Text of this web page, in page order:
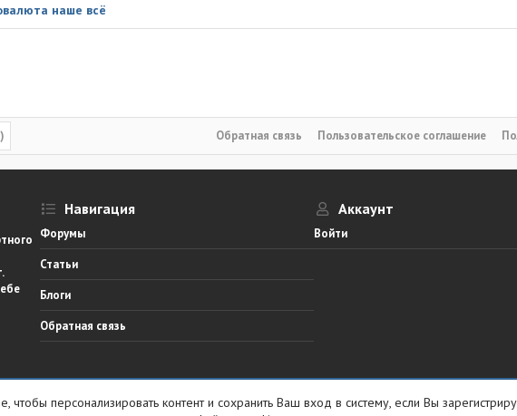
наше всё
Обратная связь Пользовательское соглашение
Навигация
Форумы
Статьи
Блоги
Обратная связь
Аккаунт
Войти
XenForo Ltd.|Style by ThemeHouse
персонализировать контент и сохранить Ваш вход в систему, если Вы